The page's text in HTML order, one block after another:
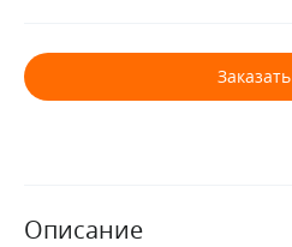
Заказать
Описание